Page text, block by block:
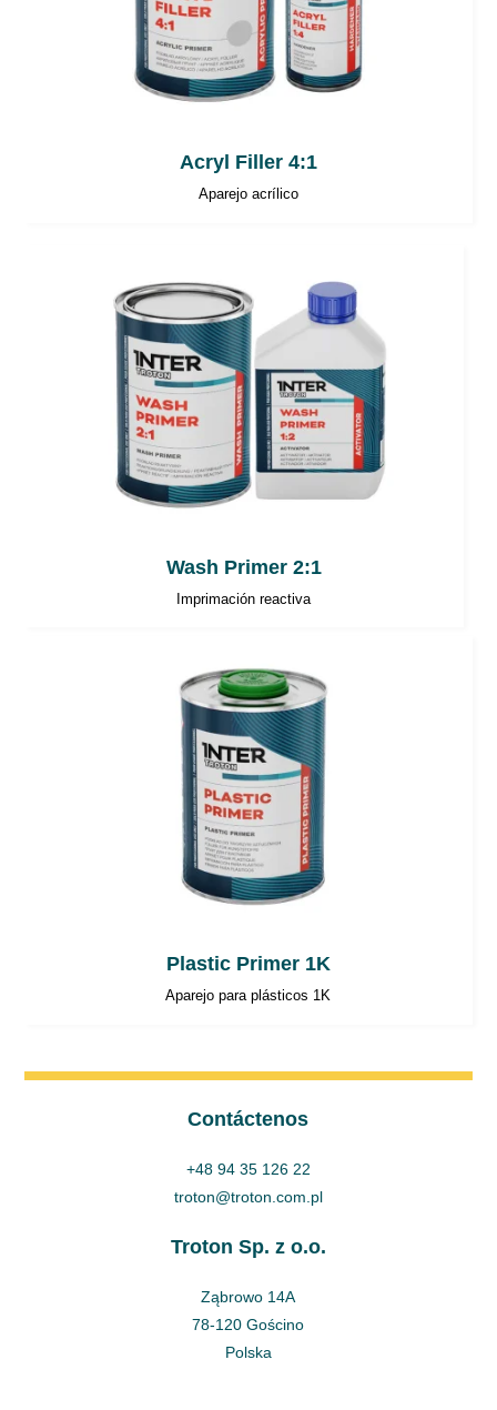
Acryl Filler 4:1
Aparejo acrílico
Wash Primer 2:1
Imprimación reactiva
Plastic Primer 1K
Aparejo para plásticos 1K
Contáctenos
+48 94 35 126 22
troton@troton.com.pl
Troton Sp. z o.o.
Ząbrowo 14A
78-120 Gościno
Polska